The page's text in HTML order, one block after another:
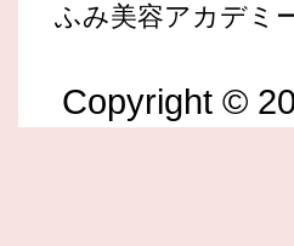
ふみ美容アカデミ
Copyright ©